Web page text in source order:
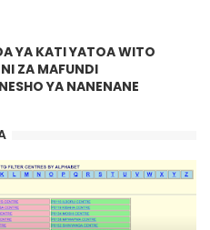
YA KATI YATOA WITO
ZA MAFUNDI
YA NANENANE